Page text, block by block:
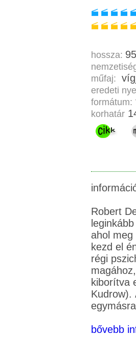
hossza:
műfaj:
eredeti
formátum:
korhatár
Robert
ahol meg
kezd el
régi
kiborítva
Kudrow).
bővebb